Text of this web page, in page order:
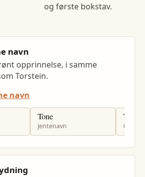
og første bokstav.
navn
opprinnelse, i samme
Torstein.
navn
Tone
Jentenavn
Tore